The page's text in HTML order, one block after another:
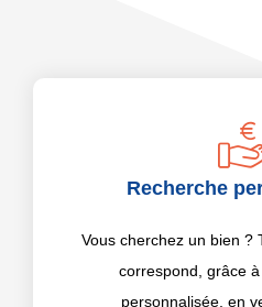
Recherche
Vous cherchez un bien ?
correspond, grâce
personnalisée, en